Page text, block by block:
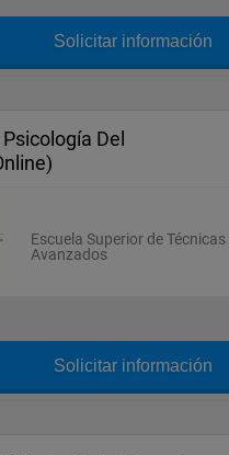
Solicitar información
Del
Escuela Superior de
Avanzados
Solicitar información